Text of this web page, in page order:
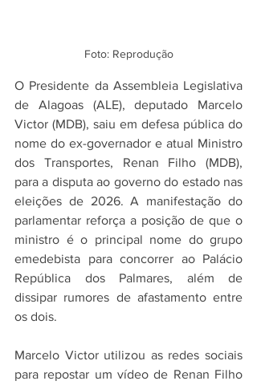
Foto: Reprodução
O Presidente da Assembleia Legislativa
de Alagoas (ALE), deputado Marcelo
Victor (MDB), saiu em defesa pública do
nome do ex-governador e atual Ministro
dos Transportes, Renan Filho (MDB),
para a disputa ao governo do estado nas
eleições de 2026. A manifestação do
parlamentar reforça a posição de que o
ministro é o principal nome do grupo
emedebista para concorrer ao Palácio
República dos Palmares, além de
dissipar rumores de afastamento entre
os dois.
Marcelo Victor utilizou as redes sociais
para repostar um vídeo de Renan Filho